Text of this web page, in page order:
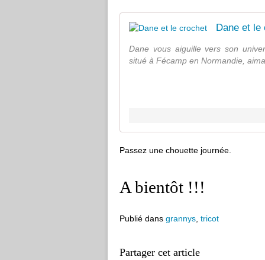
Dane et le
Dane vous aiguille vers son
situé à Fécamp en Normandie,
Passez une chouette journée.
A bientôt !!!
Publié dans grannys tricot
Partager cet article